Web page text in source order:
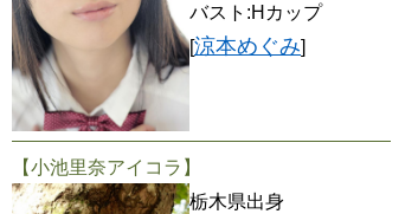
バスト:Hカップ
[涼本めぐみ]
【小池里奈アイコラ】
栃木県出身